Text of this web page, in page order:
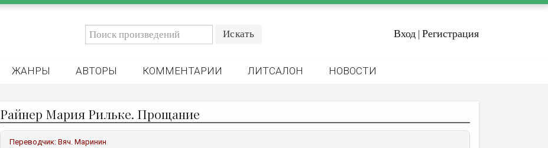
Вход | Регистрация
ЖАНРЫ АВТОРЫ КОММЕНТАРИИ ЛИТСАЛОН НОВОСТИ
Райнер Мария Рильке. Прощание
Переводчик: Вяч. Маринин